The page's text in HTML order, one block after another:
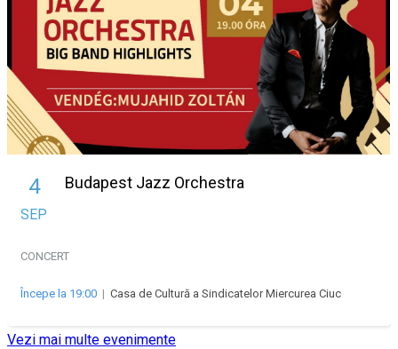
4
SEP
Budapest Jazz Orchestra
CONCERT
Începe la 19:00 | Casa de Cultură a Sindicatelor Miercurea Ciuc
Vezi mai multe evenimente